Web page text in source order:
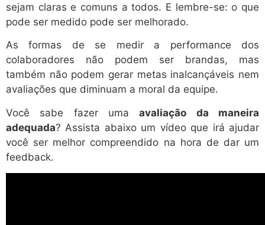
sejam claras e comuns a todos. E lembre-se: o que
pode ser medido pode ser melhorado.
As formas de se medir a performance dos
colaboradores não podem ser brandas, mas
também não podem gerar metas inalcançáveis nem
avaliações que diminuam a moral da equipe.
Você sabe fazer umaavaliação da maneira
adequada? Assista abaixo um vídeo que irá ajudar
você ser melhor compreendido na hora de dar um
feedback.